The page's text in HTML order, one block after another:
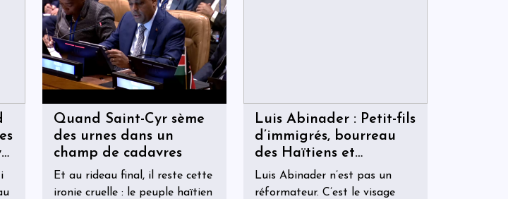
aspirant à servir son pays avec
compétence.
Quand Saint-Cyr sème
des urnes dans un
champ de cadavres
Et au rideau final, il reste cette
ironie cruelle : le peuple haïtien
Luis Abinader : Petit-fils
d’immigrés, bourreau
des Haïtiens et
complice du chaos
Luis Abinader n’est pas un
réformateur. C’est le visage